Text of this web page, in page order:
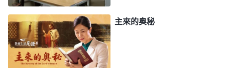
説法是没有根據的。」
接着，全能神教會的郭弟兄讀了一段全能神的
話：「在耶穌時代，耶穌按照當時聖靈在他身上所作
的工作來帶領那些猶太人，帶領所有跟隨他的那些
主來的奥秘